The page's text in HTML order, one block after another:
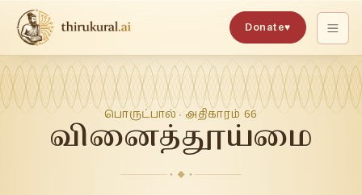
Donate♥
பொருட்பால் · அதிகாரம் 66
வினைத்தூய்மை